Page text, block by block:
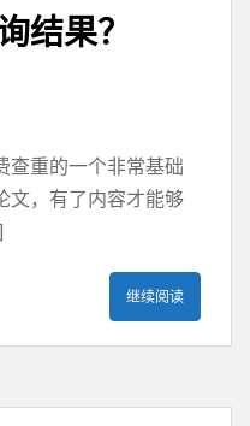
结果？
查重的一个非常基础
文，有了内容才能够
继续阅读